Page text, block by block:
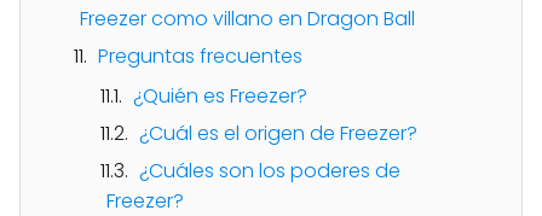
Freezer como villano en Dragon Ball
Preguntas frecuentes
¿Quién es Freezer?
¿Cuál es el origen de Freezer?
¿Cuáles son los poderes de
Freezer?